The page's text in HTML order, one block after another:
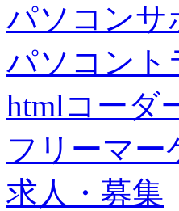
パソコンサ
パソコント
htmlコーダ
フリーマー
求人・募集